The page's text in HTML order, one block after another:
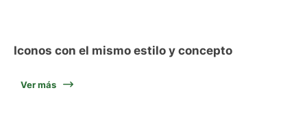
Iconos con el mismo estilo y concepto
Ver más